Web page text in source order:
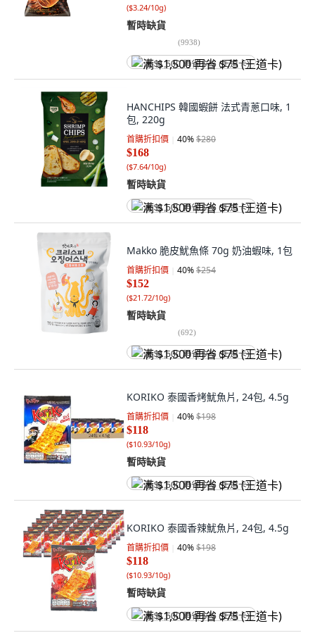
($3.24/10g)
暫時缺貨
(9938)
满 $1,500 再省 $75 (王道卡)
HANCHIPS 韓國蝦餅 法式青蔥口味, 1
包, 220g
首購折扣價 40%$280
$168
($7.64/10g)
暫時缺貨
满 $1,500 再省 $75 (王道卡)
Makko 脆皮魷魚條 70g 奶油蝦味, 1包
首購折扣價 40%$254
$152
($21.72/10g)
暫時缺貨
(692)
满 $1,500 再省 $75 (王道卡)
KORIKO 泰國香烤魷魚片, 24包, 4.5g
首購折扣價 40%$198
$118
($10.93/10g)
暫時缺貨
满 $1,500 再省 $75 (王道卡)
KORIKO 泰國香辣魷魚片, 24包, 4.5g
首購折扣價 40%$198
$118
($10.93/10g)
暫時缺貨
满 $1,500 再省 $75 (王道卡)